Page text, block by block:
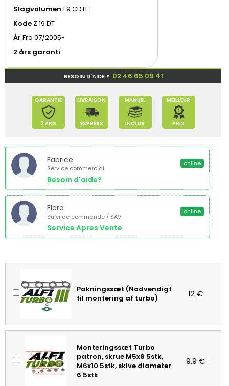
Slagvolumen 1.9 CDTI
Kode Z 19 DT
År Fra 07/2005-
2 års garanti
BESOIN D'AIDE ? 02 46 65 09 41
GARANTIE
2 ANS
LIVRAISON
EXPRESS
MANUEL
INCLUS
MEILLEUR
PRIX
Fabrice
Service commercial
Besoin d'aide?
online
Flora
Suivi de commande / SAV
Service Apres Vente
online
Pakningssæt (Nødvendigt
til montering af turbo)
12 €
Monteringssæt Turbo
patron, skrue M5x8 5stk,
M6x10 5stk, skive diameter
6 5stk
9.9 €